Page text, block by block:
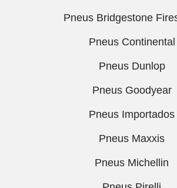
Pneus Bridgestone
Pneus Continental
Pneus Dunlop
Pneus Goodyear
Pneus Importados
Pneus Maxxis
Pneus Michellin